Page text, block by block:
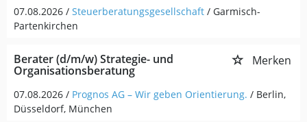
07.08.2026 / Steuerberatungsgesellschaft / Garmisch-
Partenkirchen
Berater (d/m/w) Strategie- und
Organisationsberatung
Merken
07.08.2026 / Prognos AG – Wir geben Orientierung. / Berlin,
Düsseldorf, München